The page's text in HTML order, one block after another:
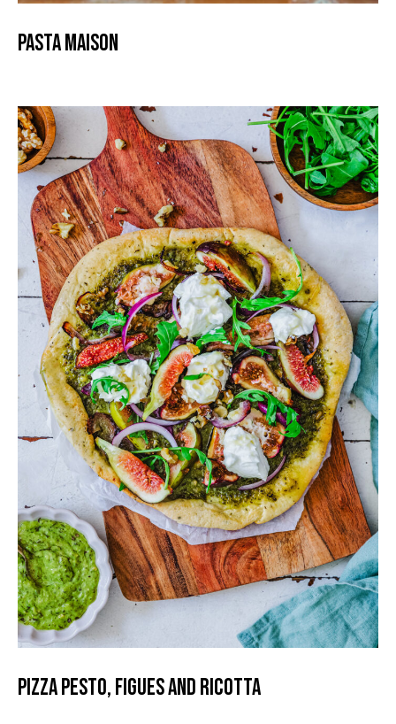
Pasta Maison
Pizza Pesto, Figues and ricotta